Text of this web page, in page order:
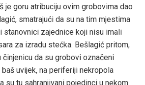
je goru atribuciju ovim grobovima dao
smatrajući da su na tim mjestima
stanovnici zajednice koji nisu imali
za izradu stećka. Bešlagić pritom,
činjenicu da su grobovi označeni
uvijek, na periferiji nekropola
su tu sahranjivani pojedinci u nekom